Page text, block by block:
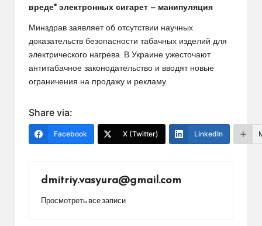
вреде" электронных сигарет — манипуляция
Минздрав заявляет об отсутствии научных
доказательств безопасности табачных изделий для
электрического нагрева. В Украине ужесточают
антитабачное законодательство и вводят новые
ограничения на продажу и рекламу.
Share via:
Facebook X (Twitter) LinkedIn
dmitriy.vasyura@gmail.com
Просмотреть все записи